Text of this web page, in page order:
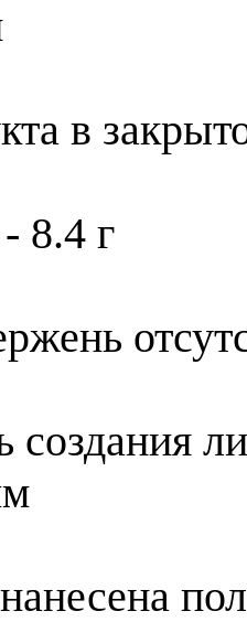
в
8.4 г
создания